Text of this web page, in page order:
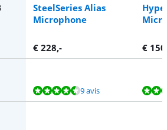
SteelSeries Alias
Microphone
€ 228,- € 150
sur 9 avis. 9 avis
sur 3 avis.
sur 1 avis.